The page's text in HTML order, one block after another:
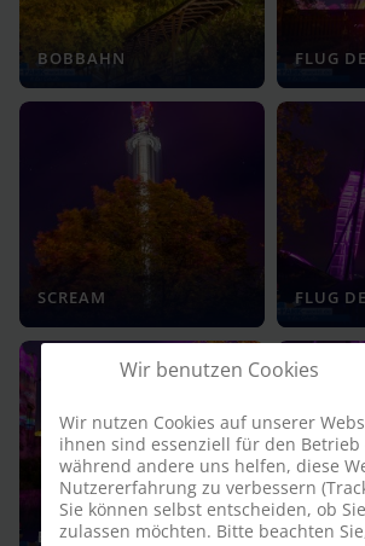
BOBBAHN FLUG
SCREAM FLUG
BOBBAHN STATION FLUG
Wir benutzen Cookies
Wir nutzen Cookies auf unserer
ihnen sind essenziell für den Betrieb
während andere uns helfen, diese
Nutzererfahrung zu verbessern
Sie können selbst entscheiden, ob
zulassen möchten. Bitte beachten